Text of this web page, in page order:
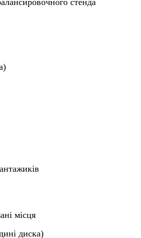
місця
диска)